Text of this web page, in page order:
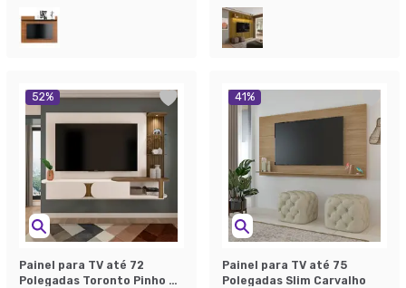
52%
Painel para TV até 72
Polegadas Toronto Pinho e
41%
Painel para TV até 75
Polegadas Slim Carvalho